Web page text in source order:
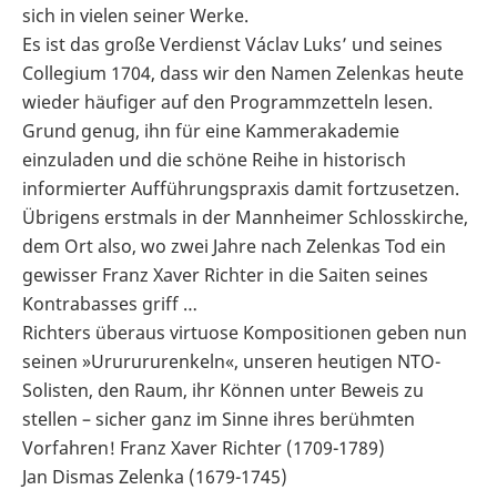
sich in vielen seiner Werke.
Es ist das große Verdienst Václav Luks’ und seines
Collegium 1704, dass wir den Namen Zelenkas heute
wieder häufiger auf den Programmzetteln lesen.
Grund genug, ihn für eine Kammerakademie
einzuladen und die schöne Reihe in historisch
informierter Aufführungspraxis damit fortzusetzen.
Übrigens erstmals in der Mannheimer Schlosskirche,
dem Ort also, wo zwei Jahre nach Zelenkas Tod ein
gewisser Franz Xaver Richter in die Saiten seines
Kontrabasses griff …
Richters überaus virtuose Kompositionen geben nun
seinen »Ururururenkeln«, unseren heutigen NTO-
Solisten, den Raum, ihr Können unter Beweis zu
stellen – sicher ganz im Sinne ihres berühmten
Vorfahren! Franz Xaver Richter (1709-1789)
Jan Dismas Zelenka (1679-1745)